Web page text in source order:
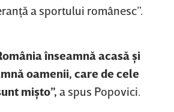
a sportului românesc”.
înseamnă acasă şi
oamenii, care de cele
mişto”, a spus Popovici.